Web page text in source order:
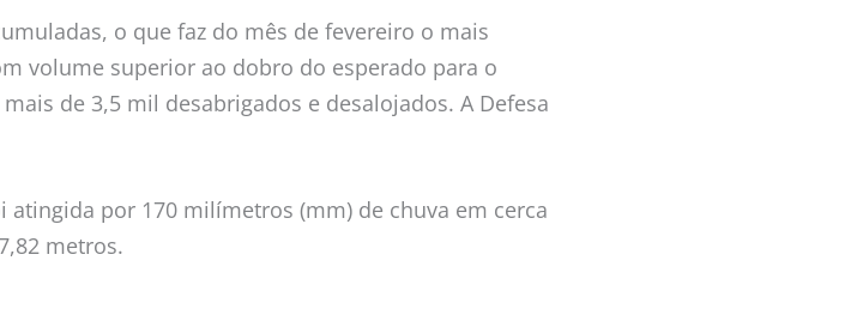
o que faz do mês de fevereiro o mais
volume superior ao dobro do esperado para o
de 3,5 mil desabrigados e desalojados. A Defesa
por 170 milímetros (mm) de chuva em cerca
metros.